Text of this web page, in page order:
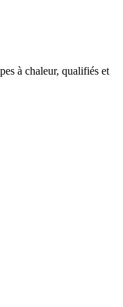
à chaleur, qualifiés et